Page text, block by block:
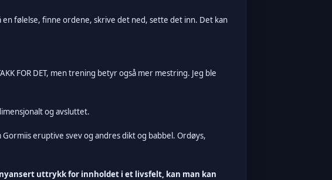
følelse, finne ordene, skrive det ned, sette det inn. Det kan
TAKK FOR DET, men trening betyr også mer mestring. Jeg ble
og avsluttet.
eruptive svev og andres dikt og babbel. Ordøys,
uttrykk for innholdet i et livsfelt, kan man kan